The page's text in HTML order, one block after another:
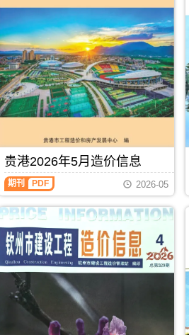
资
算
编
制
贵
市
造
价
信
息
期
刊
PDF
布，
用
于
北
海
工
程
全
成
本
管
控，
属
于
北
海
市
工
程
料
林
建
材
厂
商
报
价）
期
玉
林
市
建
设
工
程
造
价
信
息
发
布，
贵港2026年5月造价信息
期刊 PDF 2026-05